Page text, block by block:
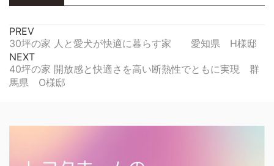
PREV
30坪の家 人と愛犬が快適に暮らす家 愛知県 H様邸
NEXT
40坪の家 開放感と快適さを高い断熱性でともに実現 群
馬県 O様邸